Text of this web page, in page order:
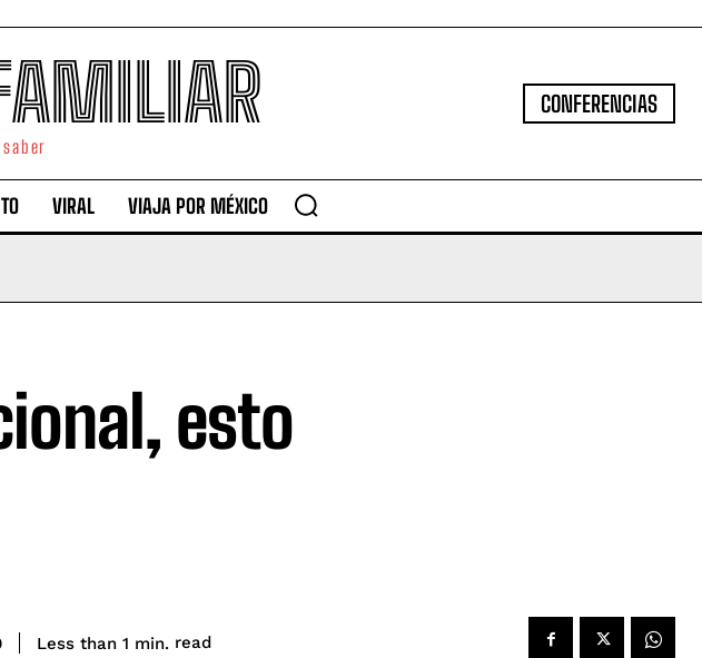
CONFERENCIAS
VIRAL VIAJA POR MÉXICO
esto
Less than 1 min. read